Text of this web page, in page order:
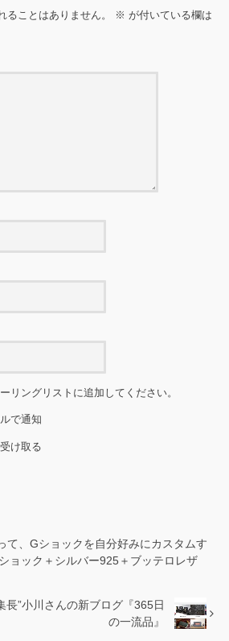
ることはありません。 ※ が付いている欄は
リングリストに追加してください。
で通知
け取る
て、Gショックを自分好みにカスタムす
ョック＋シルバー925＋ブッテロレザ
長”小川さんの新ブログ『365日
の一流品』